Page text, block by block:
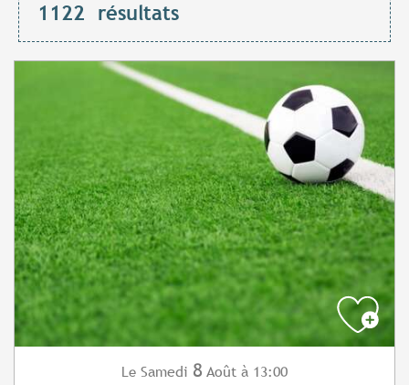
1122 résultats
Le Samedi 8 Août à 13:00